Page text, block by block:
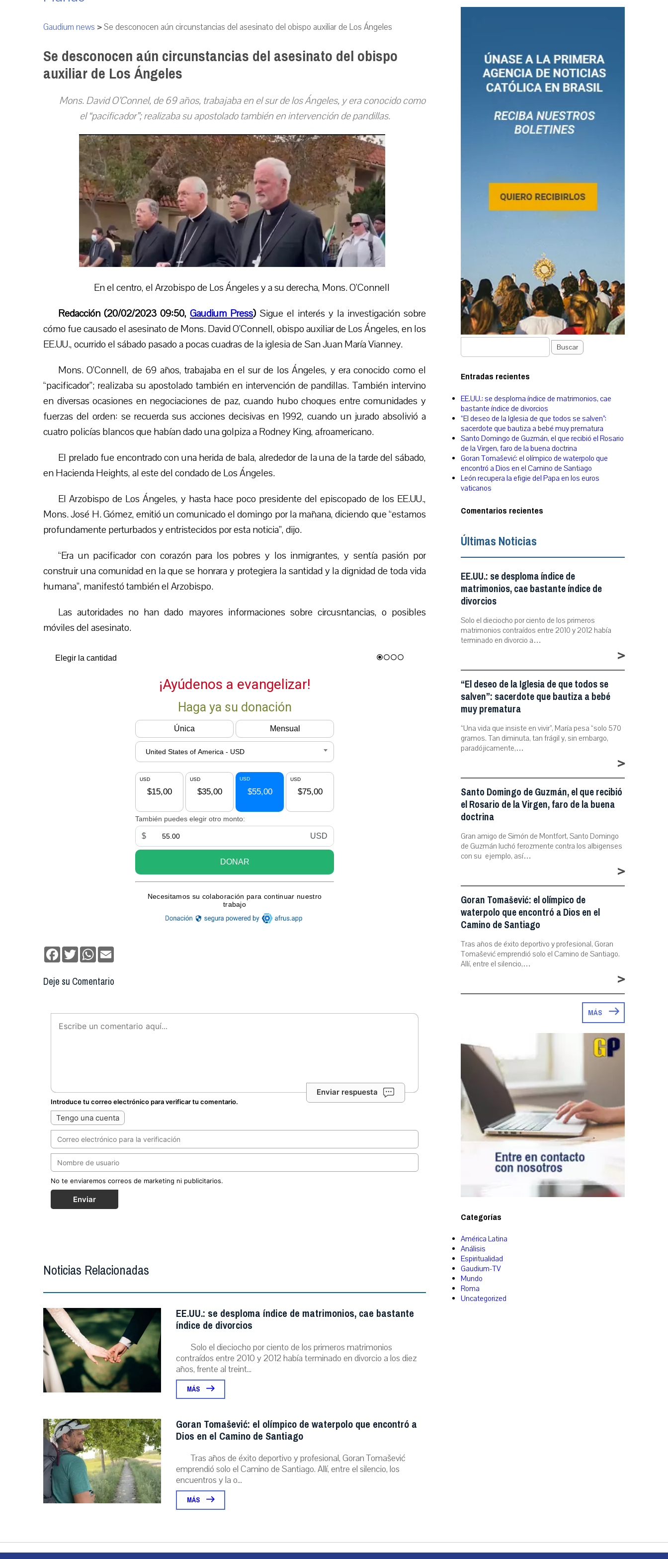
Gaudium news >Se desconocen aún circunstancias del asesinato del obispo auxiliar de Los Ángeles
Se desconocen aún circunstancias del asesinato del obispo
auxiliar de Los Ángeles
Mons. David O’Connel, de 69 años, trabajaba en el sur de los Ángeles, y era conocido como
el “pacificador”; realizaba su apostolado también en intervención de pandillas.
En el centro, el Arzobispo de Los Ángeles y a su derecha, Mons. O’Connell
Redacción (20/02/2023 09:50, Gaudium Press) Sigue el interés y la investigación sobre
cómo fue causado el asesinato de Mons. David O’Connell, obispo auxiliar de Los Ángeles, en los
EE.UU., ocurrido el sábado pasadoa pocas cuadras de la iglesia de San Juan María Vianney.
Mons. O’Connell, de 69 años, trabajaba en el sur de los Ángeles, y era conocido como el
“pacificador”; realizaba su apostolado también en intervención de pandillas. También intervino
en diversas ocasiones en negociaciones de paz, cuando hubo choques entre comunidades y
fuerzas del orden: se recuerda sus acciones decisivas en 1992, cuando un jurado absolivió a
cuatro policías blancos que habían dado una golpiza a Rodney King, afroamericano.
El prelado fue encontrado con una herida de bala, alrededor de la una de la tarde del sábado,
en Hacienda Heights, al este del condado de Los Ángeles.
El Arzobispo de Los Ángeles, y hasta hace poco presidente del episcopado de los EE.UU.,
Mons. José H. Gómez, emitió un comunicado el domingo por la mañana, diciendo que “estamos
profundamente perturbados y entristecidos por esta noticia”, dijo.
“Era un pacificador con corazón para los pobres y los inmigrantes, y sentía pasión por
construir una comunidad en la que se honrara y protegiera la santidad y la dignidad de toda vida
humana”, manifestó también el Arzobispo.
Las autoridades no han dado mayores informaciones sobre circusntancias, o posibles
móviles del asesinato.
Facebook
TwitterWhatsApp
Deje su Comentario
Enviar respuesta
Introduce tu correo electrónico para verificar tu comentario.
Tengo una cuenta
No te enviaremos correos de marketing ni publicitarios.
Enviar
Noticias Relacionadas
EE.UU.: se desploma índice de matrimonios, cae bastante
índice de divorcios
Solo el dieciocho por ciento de los primeros matrimonios
contraídos entre 2010 y 2012 había terminado en divorcio a los diez
años, frente al treint...
MÁS
Goran Tomašević: el olímpico de waterpolo que encontró a
Dios en el Camino de Santiago
Tras años de éxito deportivo y profesional, Goran Tomašević
emprendió solo el Camino de Santiago. Allí, entre el silencio, los
encuentros y la o...
MÁS
Buscar
Entradas recientes
EE.UU.: se desploma índice de matrimonios, cae
bastante índice de divorcios
“El deseo de la Iglesia de que todos se salven”:
sacerdote que bautiza a bebé muy prematura
Santo Domingo de Guzmán, el que recibió el Rosario
de la Virgen, faro de la buena doctrina
Goran Tomašević: el olímpico de waterpolo que
encontró a Dios en el Camino de Santiago
León recupera la efigie del Papa en los euros
vaticanos
Comentarios recientes
Últimas Noticias
EE.UU.: se desploma índice de
matrimonios, cae bastante índice de
divorcios
Solo el dieciocho por ciento de los primeros
matrimonios contraídos entre 2010 y 2012 había
terminado en divorcio a…
>
“El deseo de la Iglesia de que todos se
salven”: sacerdote que bautiza a bebé
muy prematura
“Una vida que insiste en vivir”, María pesa “solo 570
gramos. Tan diminuta, tan frágil y, sin embargo,
paradójicamente,…
>
Santo Domingo de Guzmán, el que recibió
el Rosario de la Virgen, faro de la buena
doctrina
Gran amigo de Simón de Montfort, Santo Domingo
de Guzmán luchó ferozmente contra los albigenses
con su ejemplo, así…
>
Goran Tomašević: el olímpico de
waterpolo que encontró a Dios en el
Camino de Santiago
Tras años de éxito deportivo y profesional, Goran
Tomašević emprendió solo el Camino de Santiago.
Allí, entre el silencio,…
>
MÁS
Categorías
América Latina
Análisis
Espiritualidad
Gaudium-TV
Mundo
Roma
Uncategorized